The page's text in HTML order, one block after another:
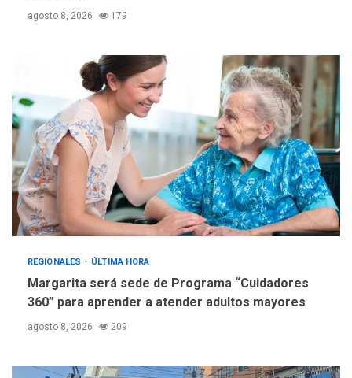
trabajan en diplomado para
creación y manejo de
estadísticas de turismo
agosto 8, 2026 179
REGIONALES ÚLTIMA HORA
Margarita será sede de Programa “Cuidadores
360” para aprender a atender adultos mayores
agosto 8, 2026 209